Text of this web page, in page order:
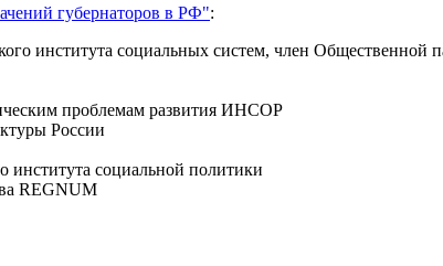
губернаторов в РФ":
института социальных систем, член Общественной
проблемам развития ИНСОР
России
института социальной политики
REGNUM